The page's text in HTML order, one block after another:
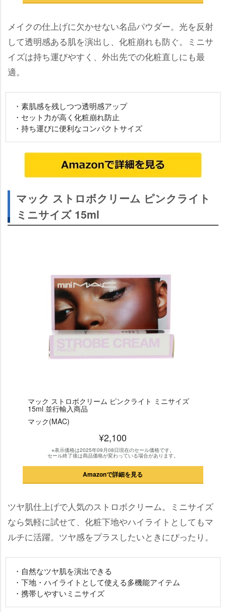
メイクの仕上げに欠かせない名品パウダー。光を反射
して透明感ある肌を演出し、化粧崩れも防ぐ。ミニサ
イズは持ち運びやすく、外出先での化粧直しにも最
適。
・素肌感を残しつつ透明感アップ
・セット力が高く化粧崩れ防止
・持ち運びに便利なコンパクトサイズ
マック ストロボクリーム ピンクライト
ミニサイズ 15ml
マック ストロボクリーム ピンクライト ミニサイズ
15ml 並行輸入商品
マック(MAC)
¥2,100
※表示価格は2025年09月08日現在のセール価格です。
セール終了後は商品価格が変わっている場合があります。
Amazonで詳細を見る
ツヤ肌仕上げで人気のストロボクリーム。ミニサイズ
なら気軽に試せて、化粧下地やハイライトとしてもマ
ルチに活躍。ツヤ感をプラスしたいときにぴったり。
・自然なツヤ肌を演出できる
・下地・ハイライトとして使える多機能アイテム
・携帯しやすいミニサイズ